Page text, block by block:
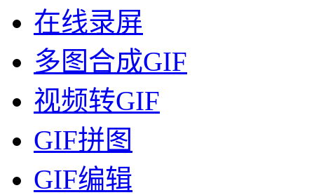
在线录屏
多图合成GIF
视频转GIF
GIF拼图
GIF编辑